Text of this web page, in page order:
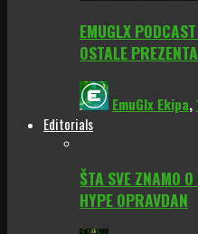
EMUGLX
OSTALE
EmuGlx Ekipa,
Editorials
ŠTA SVE ZNAMO
HYPE OPRAVDAN